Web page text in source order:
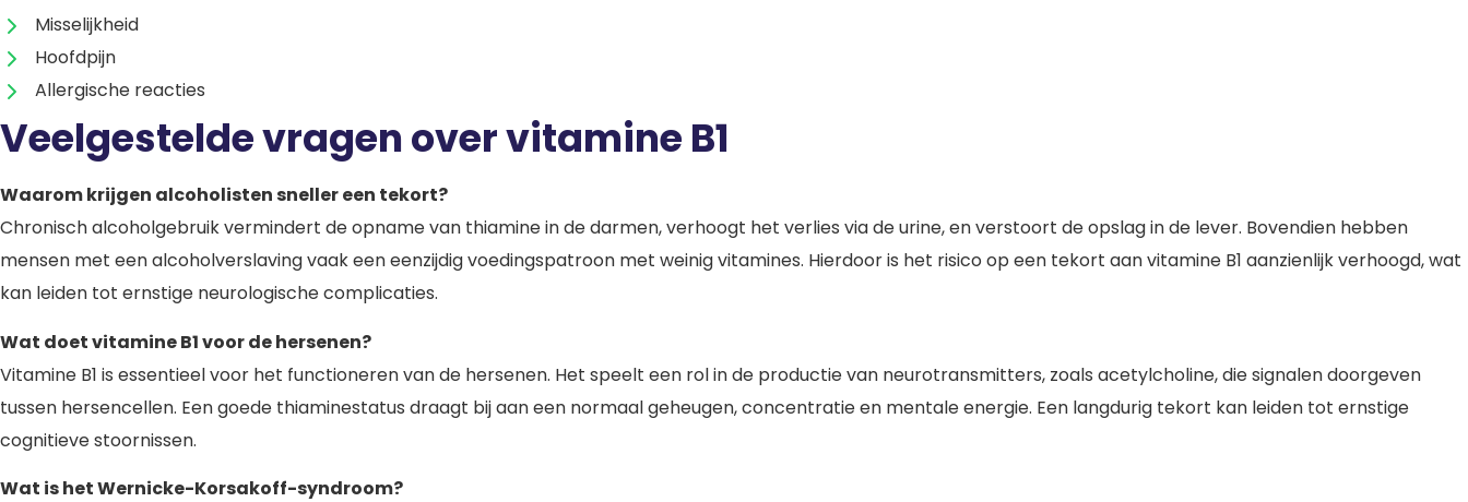
Misselijkheid
Hoofdpijn
Allergische reacties
Veelgestelde vragen over vitamine B1
Waarom krijgen alcoholisten sneller een tekort?
Chronisch alcoholgebruik vermindert de opname van thiamine in de darmen, verhoogt het verlies via de urine, en verstoort de opslag in de lever. Bovendien hebben
mensen met een alcoholverslaving vaak een eenzijdig voedingspatroon met weinig vitamines. Hierdoor is het risico op een tekort aan vitamine B1 aanzienlijk verhoogd, wat
kan leiden tot ernstige neurologische complicaties.
Wat doet vitamine B1 voor de hersenen?
Vitamine B1 is essentieel voor het functioneren van de hersenen. Het speelt een rol in de productie van neurotransmitters, zoals acetylcholine, die signalen doorgeven
tussen hersencellen. Een goede thiaminestatus draagt bij aan een normaal geheugen, concentratie en mentale energie. Een langdurig tekort kan leiden tot ernstige
cognitieve stoornissen.
Wat is het Wernicke-Korsakoff-syndroom?